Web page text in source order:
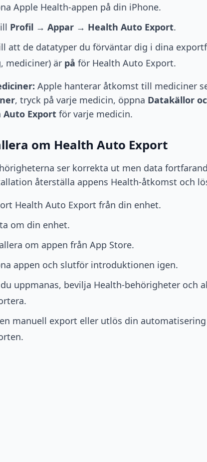
Apple Health-appen på din iPhone.
Profil → Appar → Health Auto Export.
att de datatyper du förväntar dig i dina
mediciner) är på för Health Auto Export.
Apple hanterar åtkomst till mediciner
, tryck på varje medicin, öppna Datakällor
Auto Export för varje medicin.
om Health Auto Export
ser korrekta ut men data
återställa appens Health-åtkomst och
Health Auto Export från din enhet.
om din enhet.
om appen från App Store.
appen och slutför introduktionen igen.
uppmanas, bevilja Health-behörigheter och
manuell export eller utlös din